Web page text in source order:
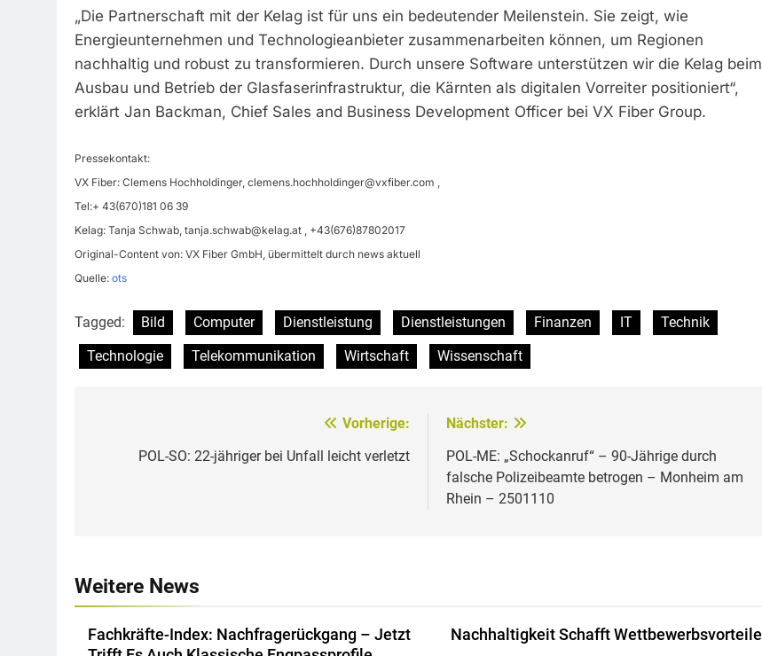
„Die Partnerschaft mit der Kelag ist für uns ein bedeutender Meilenstein. Sie zeigt, wie
Energieunternehmen und Technologieanbieter zusammenarbeiten können, um Regionen
nachhaltig und robust zu transformieren. Durch unsere Software unterstützen wir die Kelag beim
Ausbau und Betrieb der Glasfaserinfrastruktur, die Kärnten als digitalen Vorreiter positioniert“,
erklärt Jan Backman, Chief Sales and Business Development Officer bei VX Fiber Group.
Pressekontakt:
VX Fiber: Clemens Hochholdinger, clemens.hochholdinger@vxfiber.com ,
Tel:+ 43(670)181 06 39
Kelag: Tanja Schwab, tanja.schwab@kelag.at , +43(676)87802017
Original-Content von: VX Fiber GmbH, übermittelt durch news aktuell
Quelle: ots
Tagged: Bild Computer Dienstleistung Dienstleistungen Finanzen IT
Technik
Technologie
Telekommunikation Wirtschaft Wissenschaft
Vorherige:
POL-SO: 22-jähriger bei Unfall leicht verletzt
Nächster:
POL-ME: „Schockanruf“ – 90-Jährige durch
falsche Polizeibeamte betrogen – Monheim am
Rhein – 2501110
Weitere News
Fachkräfte-Index: Nachfragerückgang – Jetzt
Nachhaltigkeit Schafft Wettbewerbsvorteile